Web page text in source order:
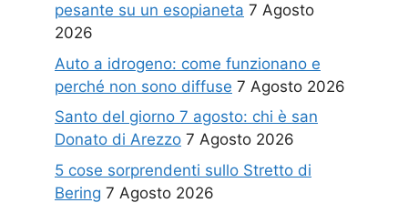
pesante su un esopianeta 7 Agosto
2026
Auto a idrogeno: come funzionano e
perché non sono diffuse 7 Agosto 2026
Santo del giorno 7 agosto: chi è san
Donato di Arezzo 7 Agosto 2026
5 cose sorprendenti sullo Stretto di
Bering 7 Agosto 2026